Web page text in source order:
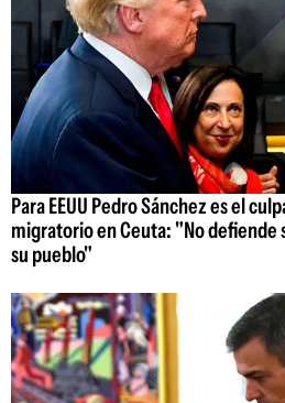
Para EEUU Pedro Sánchez es el
migratorio en Ceuta: "No defiende
su pueblo"